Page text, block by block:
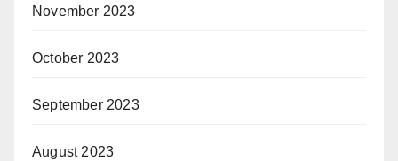
November 2023
October 2023
September 2023
August 2023